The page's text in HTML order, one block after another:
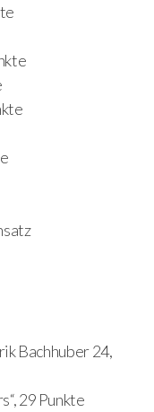
Bachhuber 24,
29 Punkte